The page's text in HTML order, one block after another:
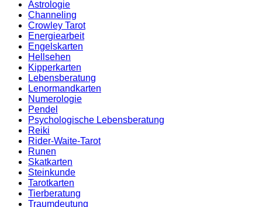
Astrologie
Channeling
Crowley Tarot
Energiearbeit
Engelskarten
Hellsehen
Kipperkarten
Lebensberatung
Lenormandkarten
Numerologie
Pendel
Psychologische Lebensberatung
Reiki
Rider-Waite-Tarot
Runen
Skatkarten
Steinkunde
Tarotkarten
Tierberatung
Traumdeutung